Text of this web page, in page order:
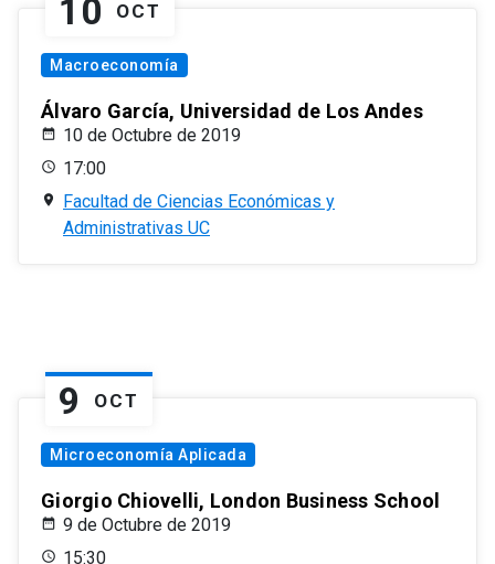
10 OCT
Macroeconomía
Álvaro García, Universidad de Los Andes
10 de Octubre de 2019
17:00
Facultad de Ciencias Económicas y
Administrativas UC
9 OCT
Microeconomía Aplicada
Giorgio Chiovelli, London Business School
9 de Octubre de 2019
15:30